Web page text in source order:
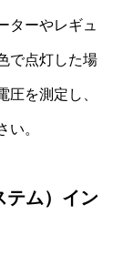
ターやレギュ
で点灯した場
を測定し、
い。
テム）イン